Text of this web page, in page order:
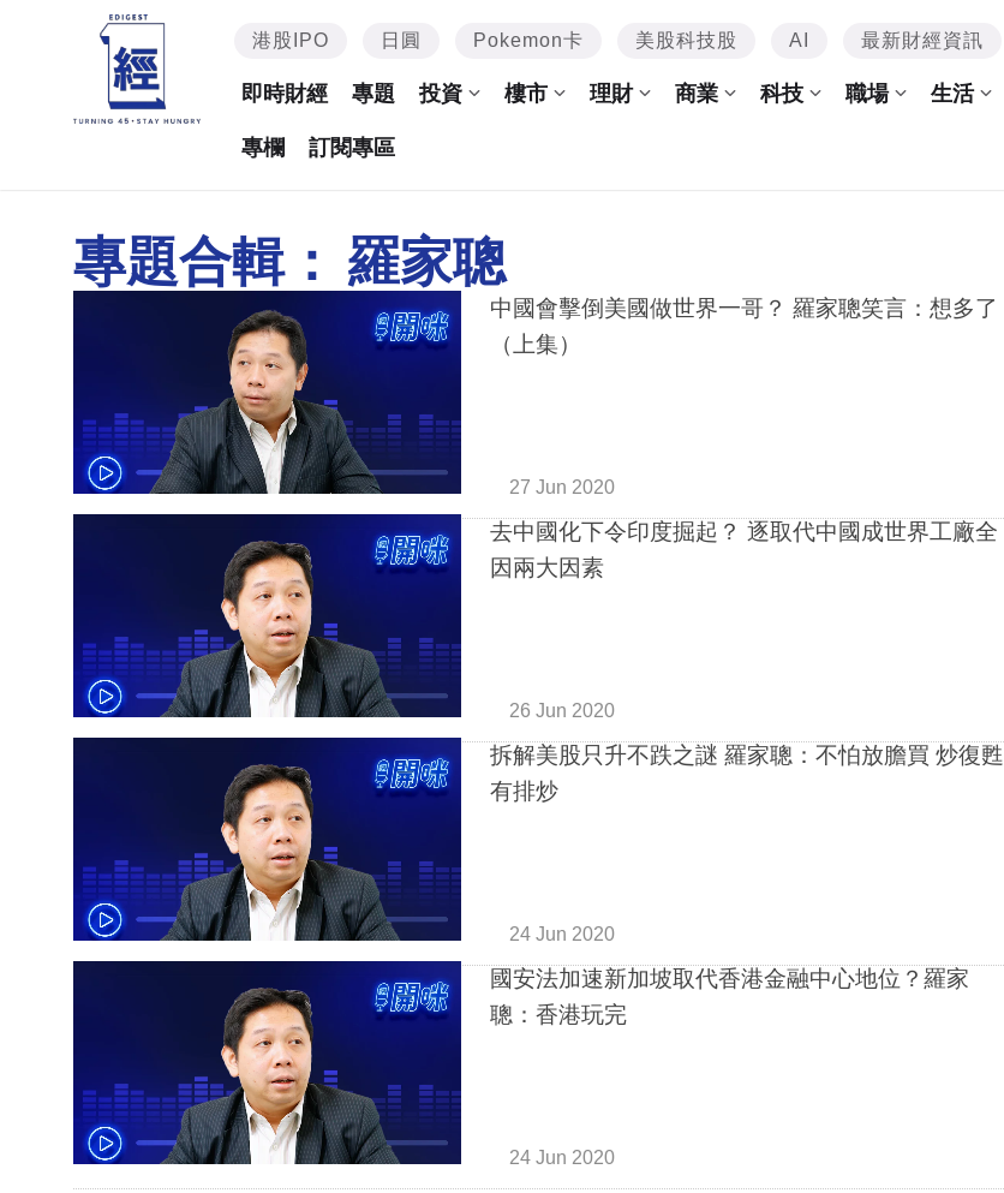
港股IPO 日圓 Pokemon卡 美股科技股 AI 最新財經資訊
即時財經 專題 投資 樓市 理財 商業 科技 職場 生活
專欄 訂閱專區
專題合輯： 羅家聰
中國會擊倒美國做世界一哥？ 羅家聰笑言：想多了
（上集）
27 Jun 2020
去中國化下令印度掘起？ 逐取代中國成世界工廠全
因兩大因素
26 Jun 2020
拆解美股只升不跌之謎 羅家聰：不怕放膽買 炒復甦
有排炒
24 Jun 2020
國安法加速新加坡取代香港金融中心地位？羅家
聰：香港玩完
24 Jun 2020